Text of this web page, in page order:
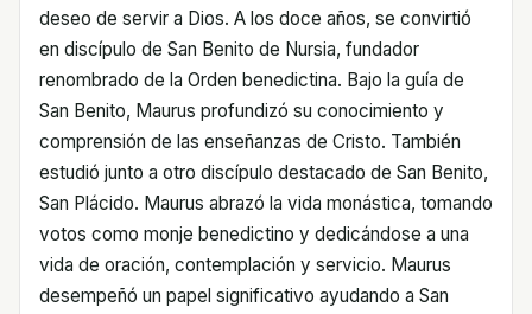
deseo de servir a Dios. A los doce años, se convirtió
en discípulo de San Benito de Nursia, fundador
renombrado de la Orden benedictina. Bajo la guía de
San Benito, Maurus profundizó su conocimiento y
comprensión de las enseñanzas de Cristo. También
estudió junto a otro discípulo destacado de San Benito,
San Plácido. Maurus abrazó la vida monástica, tomando
votos como monje benedictino y dedicándose a una
vida de oración, contemplación y servicio. Maurus
desempeñó un papel significativo ayudando a San